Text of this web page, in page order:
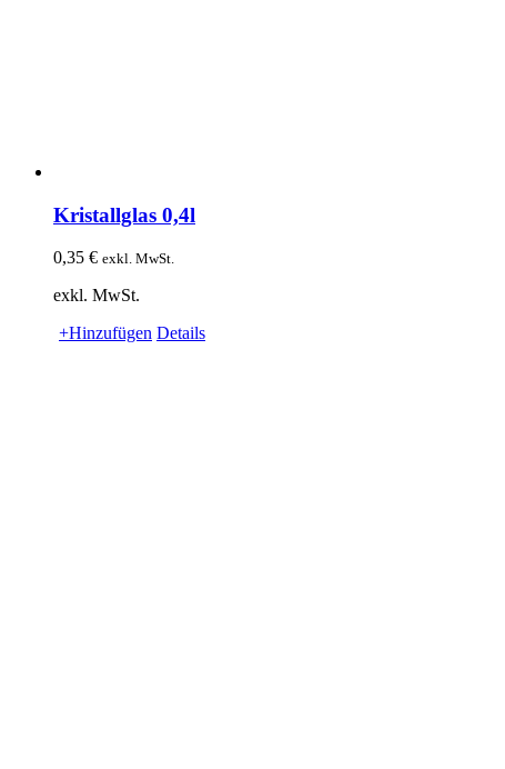
Kristallglas 0,4l
0,35 € exkl. MwSt.
exkl. MwSt.
+Hinzufügen Details